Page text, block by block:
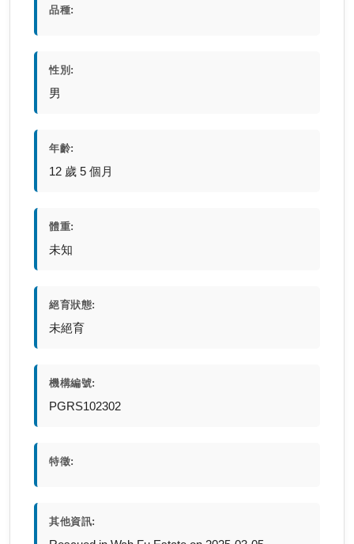
品種:
性別:
男
年齡:
12 歲 5 個月
體重:
未知
絕育狀態:
未絕育
機構編號:
PGRS102302
特徵:
其他資訊: